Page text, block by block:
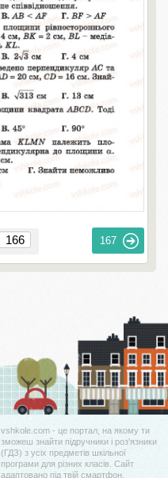
167
vshkole.com - це портал, на якому ти
зможеш знайти підручники і роз'язники
(ГДЗ) з усіх предметів шкільної
програми для різних класів. Сайт
адаптовано під твій смартфон.